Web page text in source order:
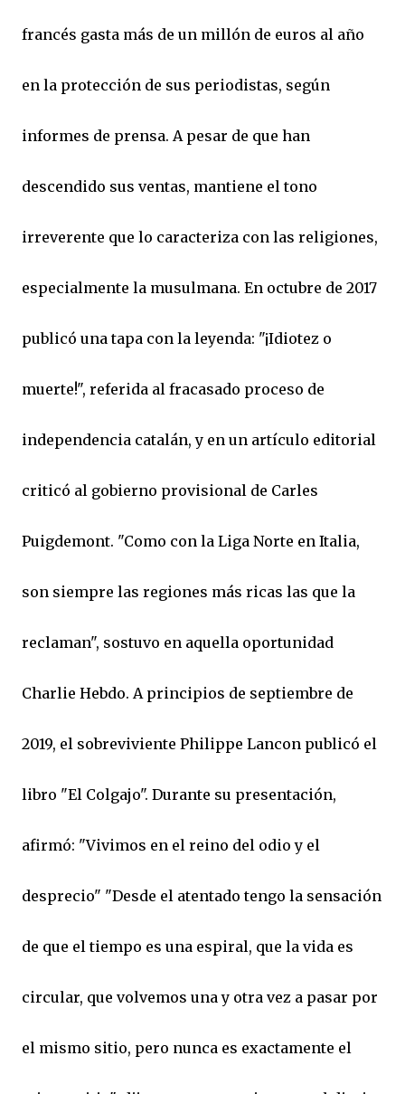
francés gasta más de un millón de euros al año
en la protección de sus periodistas, según
informes de prensa. A pesar de que han
descendido sus ventas, mantiene el tono
irreverente que lo caracteriza con las religiones,
especialmente la musulmana. En octubre de 2017
publicó una tapa con la leyenda: "¡Idiotez o
muerte!", referida al fracasado proceso de
independencia catalán, y en un artículo editorial
criticó al gobierno provisional de Carles
Puigdemont. "Como con la Liga Norte en Italia,
son siempre las regiones más ricas las que la
reclaman", sostuvo en aquella oportunidad
Charlie Hebdo. A principios de septiembre de
2019, el sobreviviente Philippe Lancon publicó el
libro "El Colgajo". Durante su presentación,
afirmó: "Vivimos en el reino del odio y el
desprecio" "Desde el atentado tengo la sensación
de que el tiempo es una espiral, que la vida es
circular, que volvemos una y otra vez a pasar por
el mismo sitio, pero nunca es exactamente el